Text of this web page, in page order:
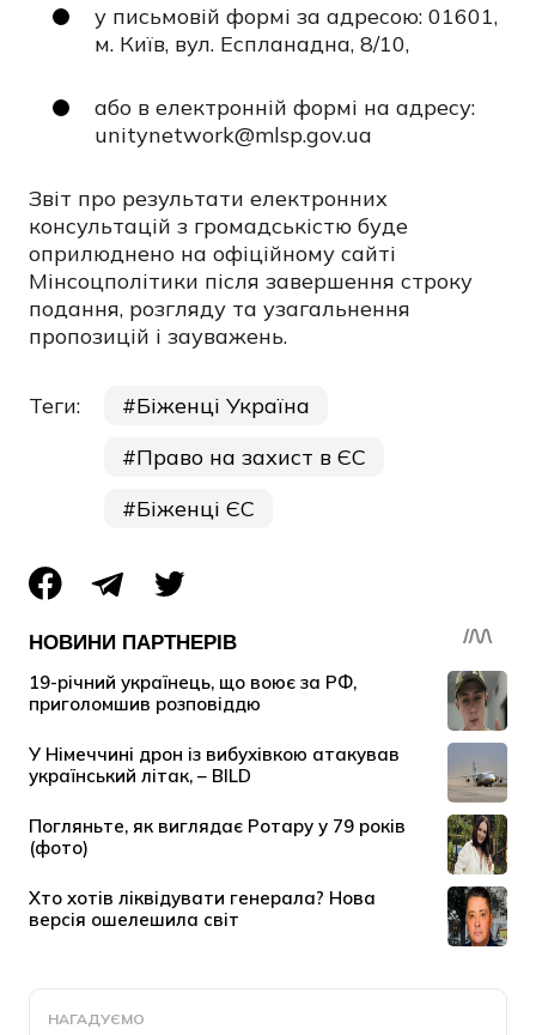
у письмовій формі за адресою: 01601,
м. Київ, вул. Еспланадна, 8/10,
або в електронній формі на адресу:
unitynetwork@mlsp.gov.ua
Звіт про результати електронних
консультацій з громадськістю буде
оприлюднено на офіційному сайті
Мінсоцполітики після завершення строку
подання, розгляду та узагальнення
пропозицій і зауважень.
Теги:
Біженці Україна
Право на захист в ЄС
Біженці ЄС
НАГАДУЄМО